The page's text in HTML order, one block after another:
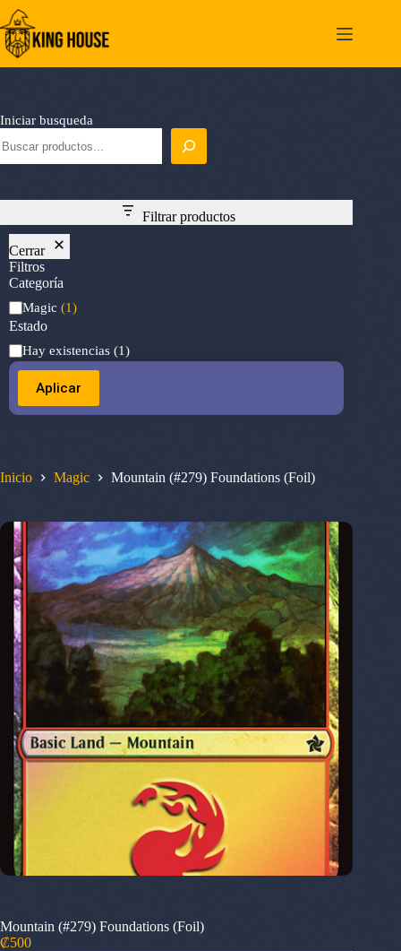
Saltar
al
contenido
Inicio Magic Mountain (#279) Foundations (Foil)
Mountain (#279) Foundations (Foil)
₡500
Iniciar busqueda
Filtrar productos
Cerrar
Filtros
Categoría
Categoría
Magic (1)
Estado
Estado
Hay existencias (1)
Aplicar